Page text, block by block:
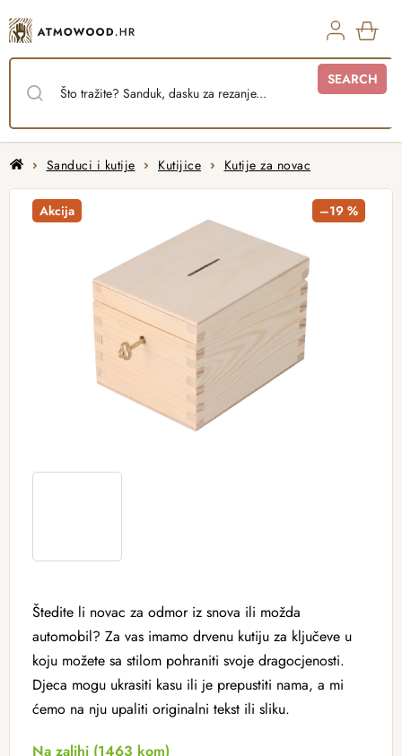
to
content
SEARCH
HomeSanduci i kutije Kutijice Kutije za novac
Štedite li novac za odmor iz snova ili možda
automobil? Za vas imamo drvenu kutiju za ključeve u
koju možete sa stilom pohraniti svoje dragocjenosti.
Djeca mogu ukrasiti kasu ili je prepustiti nama, a mi
ćemo na nju upaliti originalni tekst ili sliku.
Na zalihi (1463 kom)
Akcija –19 %